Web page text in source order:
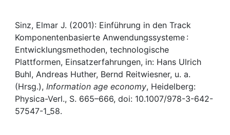
Help
Sinz, Elmar J. (2001): Einführung in den Track
Komponentenbasierte Anwendungssysteme :
Entwicklungsmethoden, technologische
Plattformen, Einsatzerfahrungen, in: Hans Ulrich
Buhl, Andreas Huther, Bernd Reitwiesner, u. a.
(Hrsg.), Information age economy, Heidelberg:
Physica-Verl., S. 665–666, doi: 10.1007/978-3-642-
57547-1_58.